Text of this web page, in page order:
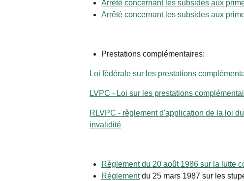
Arrêté concernant les subsides aux
Arrêté concernant les subsides aux
Prestations complémentaires:
Loi fédérale sur les prestations
LVPC - Loi sur les prestations
RLVPC - règlement d'application de la loi
invalidité
Règlement du 20 août 1986 sur la lutte
Règlementdu 25 mars 1987 sur les